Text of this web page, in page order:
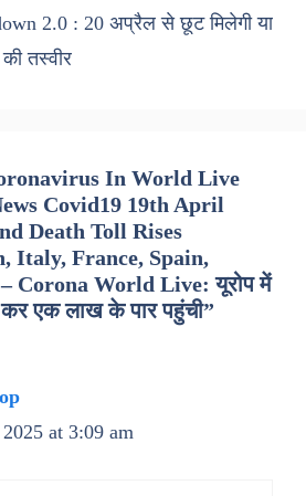
2.0 : 20 अप्रैल से छूट मिलेगी या
तस्वीर
In World Live
Covid19 19th April
Death Toll Rises
Italy, France, Spain,
Corona World Live: यूरोप में
एक लाख के पार पहुंची”
at 3:09 am